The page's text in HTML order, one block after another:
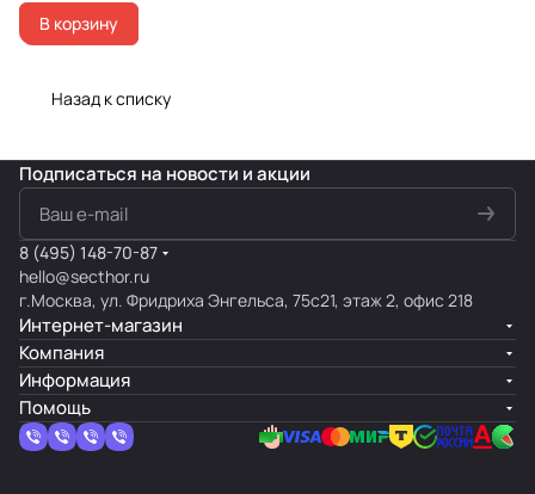
В корзину
Назад к списку
Подписаться на новости и акции
8 (495) 148-70-87
hello@secthor.ru
г.Москва, ул. Фридриха Энгельса, 75с21, этаж 2, офис 218
Интернет-магазин
Компания
Информация
Помощь